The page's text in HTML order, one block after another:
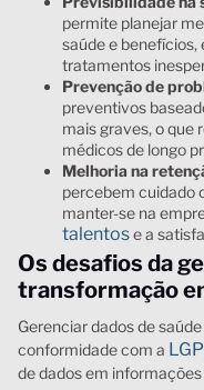
permite planejar
saúde e
tratamentos
Prevenção de
preventivos
mais graves, o que
médicos de longo
Melhoria na
percebem cuidado
manter-se na
talentose a
Os desafios da
transformação
Gerenciar dados de
conformidade com a
de dados em